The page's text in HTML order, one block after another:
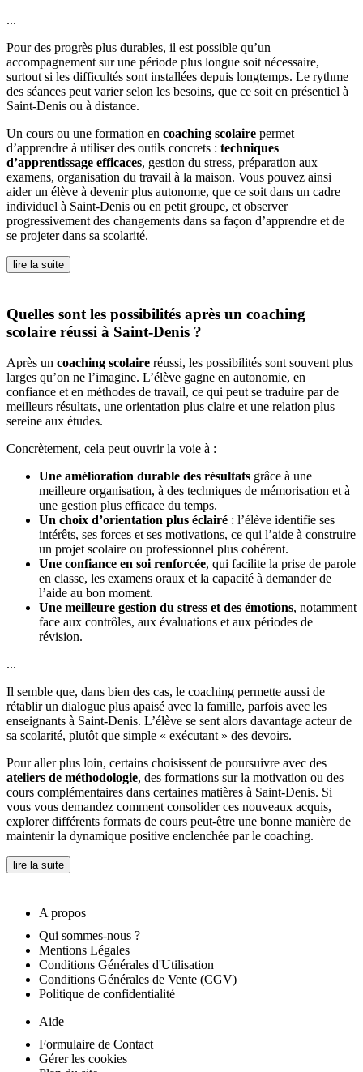
...
Pour des progrès plus durables, il est possible qu’un
accompagnement sur une période plus longue soit nécessaire,
surtout si les difficultés sont installées depuis longtemps. Le rythme
des séances peut varier selon les besoins, que ce soit en présentiel à
Saint-Denis ou à distance.
Un cours ou une formation en coaching scolaire permet
d’apprendre à utiliser des outils concrets : techniques
d’apprentissage efficaces, gestion du stress, préparation aux
examens, organisation du travail à la maison. Vous pouvez ainsi
aider un élève à devenir plus autonome, que ce soit dans un cadre
individuel à Saint-Denis ou en petit groupe, et observer
progressivement des changements dans sa façon d’apprendre et de
se projeter dans sa scolarité.
lire la suite
Quelles sont les possibilités après un coaching
scolaire réussi à Saint-Denis ?
Après un coaching scolaire réussi, les possibilités sont souvent plus
larges qu’on ne l’imagine. L’élève gagne en autonomie, en
confiance et en méthodes de travail, ce qui peut se traduire par de
meilleurs résultats, une orientation plus claire et une relation plus
sereine aux études.
Concrètement, cela peut ouvrir la voie à :
Une amélioration durable des résultats grâce à une
meilleure organisation, à des techniques de mémorisation et à
une gestion plus efficace du temps.
Un choix d’orientation plus éclairé : l’élève identifie ses
intérêts, ses forces et ses motivations, ce qui l’aide à construire
un projet scolaire ou professionnel plus cohérent.
Une confiance en soi renforcée, qui facilite la prise de parole
en classe, les examens oraux et la capacité à demander de
l’aide au bon moment.
Une meilleure gestion du stress et des émotions, notamment
face aux contrôles, aux évaluations et aux périodes de
révision.
...
Il semble que, dans bien des cas, le coaching permette aussi de
rétablir un dialogue plus apaisé avec la famille, parfois avec les
enseignants à Saint-Denis. L’élève se sent alors davantage acteur de
sa scolarité, plutôt que simple « exécutant » des devoirs.
Pour aller plus loin, certains choisissent de poursuivre avec des
ateliers de méthodologie, des formations sur la motivation ou des
cours complémentaires dans certaines matières à Saint-Denis. Si
vous vous demandez comment consolider ces nouveaux acquis,
explorer différents formats de cours peut-être une bonne manière de
maintenir la dynamique positive enclenchée par le coaching.
lire la suite
A propos
Qui sommes-nous ?
Mentions Légales
Conditions Générales d'Utilisation
Conditions Générales de Vente (CGV)
Politique de confidentialité
Aide
Formulaire de Contact
Gérer les cookies